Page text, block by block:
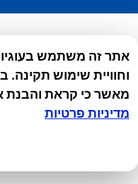
אתר זה משתמש
וחוויית שימוש
מאשר כי קראת והבנת
מדיניות פרטיות